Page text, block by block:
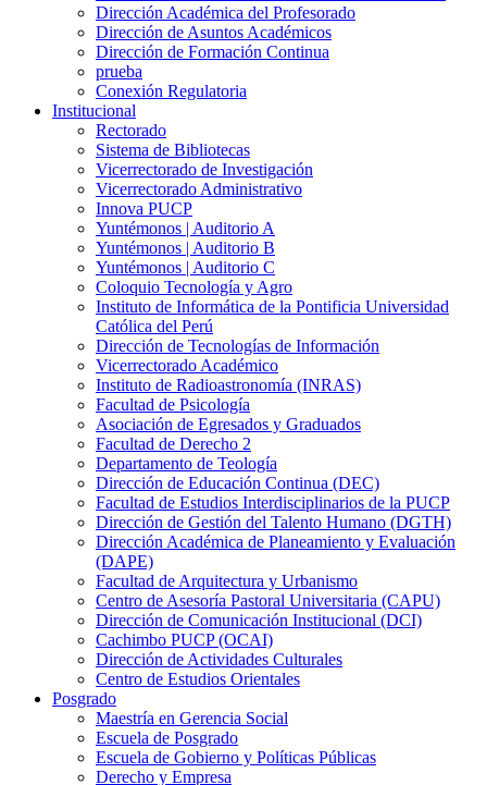
Dirección Académica del Profesorado
Dirección de Asuntos Académicos
Dirección de Formación Continua
prueba
Conexión Regulatoria
Institucional
Rectorado
Sistema de Bibliotecas
Vicerrectorado de Investigación
Vicerrectorado Administrativo
Innova PUCP
Yuntémonos | Auditorio A
Yuntémonos | Auditorio B
Yuntémonos | Auditorio C
Coloquio Tecnología y Agro
Instituto de Informática de la Pontificia Universidad
Católica del Perú
Dirección de Tecnologías de Información
Vicerrectorado Académico
Instituto de Radioastronomía (INRAS)
Facultad de Psicología
Asociación de Egresados y Graduados
Facultad de Derecho 2
Departamento de Teología
Dirección de Educación Continua (DEC)
Facultad de Estudios Interdisciplinarios de la PUCP
Dirección de Gestión del Talento Humano (DGTH)
Dirección Académica de Planeamiento y Evaluación
(DAPE)
Facultad de Arquitectura y Urbanismo
Centro de Asesoría Pastoral Universitaria (CAPU)
Dirección de Comunicación Institucional (DCI)
Cachimbo PUCP (OCAI)
Dirección de Actividades Culturales
Centro de Estudios Orientales
Posgrado
Maestría en Gerencia Social
Escuela de Posgrado
Escuela de Gobierno y Políticas Públicas
Derecho y Empresa